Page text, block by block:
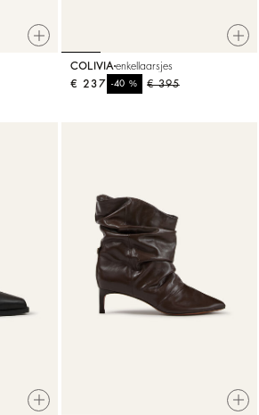
COLIVIAenkellaarsjes
€ 395
-40%
€ 237